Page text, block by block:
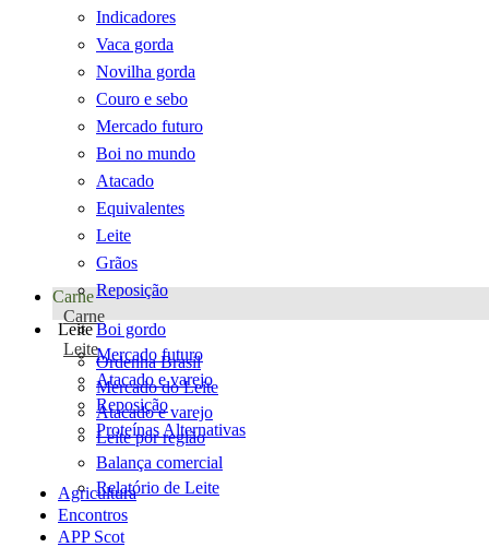
Indicadores
Vaca gorda
Novilha gorda
Couro e sebo
Mercado futuro
Boi no mundo
Atacado
Equivalentes
Leite
Grãos
Reposição
Carne
Carne
Boi gordo
Mercado futuro
Atacado e varejo
Reposição
Proteínas Alternativas
Leite
Leite
Ordenha Brasil
Mercado do Leite
Atacado e varejo
Leite por região
Balança comercial
Relatório de Leite
Agricultura
Encontros
APP Scot